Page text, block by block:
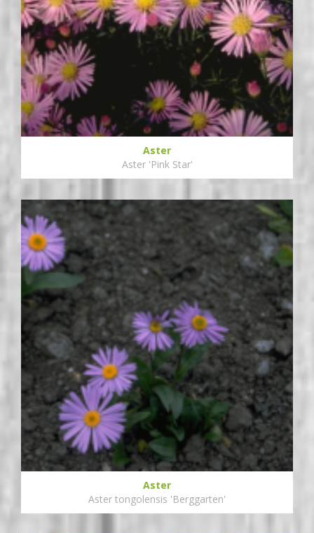
Aster
Aster 'Pink Star'
Aster
Aster tongolensis 'Berggarten'